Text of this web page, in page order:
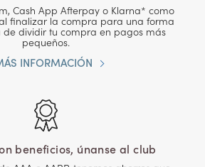
Cash App Afterpay o Klarna* como
finalizar la compra para una forma
de dividir tu compra en pagos más
pequeños.
INFORMACIÓN
beneficios, únanse al club